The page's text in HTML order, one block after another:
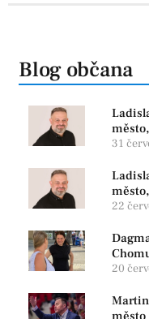
Blog občana
31
22
20